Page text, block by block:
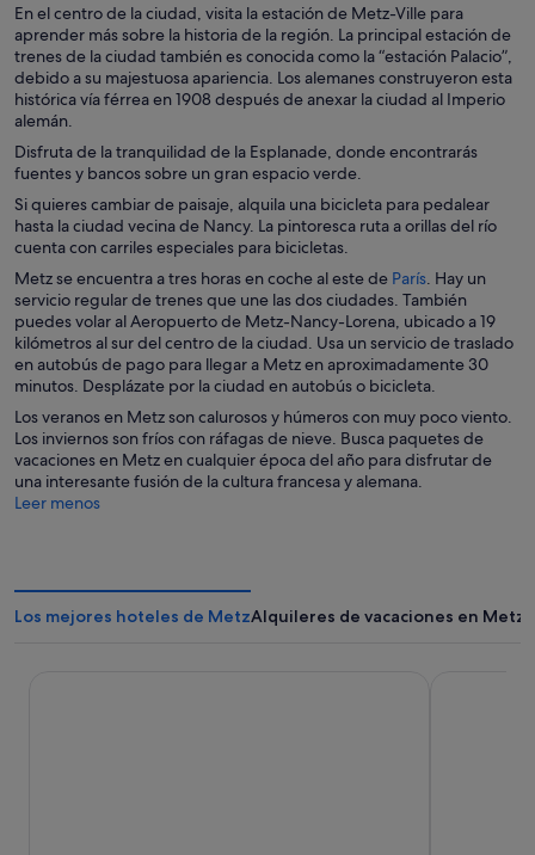
En el centro de la ciudad, visita la estación de Metz-Ville para
aprender más sobre la historia de la región. La principal estación de
trenes de la ciudad también es conocida como la “estación Palacio”,
debido a su majestuosa apariencia. Los alemanes construyeron esta
histórica vía férrea en 1908 después de anexar la ciudad al Imperio
alemán.
Disfruta de la tranquilidad de la Esplanade, donde encontrarás
fuentes y bancos sobre un gran espacio verde.
Si quieres cambiar de paisaje, alquila una bicicleta para pedalear
hasta la ciudad vecina de Nancy. La pintoresca ruta a orillas del río
cuenta con carriles especiales para bicicletas.
Metz se encuentra a tres horas en coche al este de ParísS
e
a
b
r
e
n
u
n
n
. Hay un
servicio regular de trenes que une las dos ciudades. También
puedes volar al Aeropuerto de Metz-Nancy-Lorena, ubicado a 19
kilómetros al sur del centro de la ciudad. Usa un servicio de traslado
en autobús de pago para llegar a Metz en aproximadamente 30
minutos. Desplázate por la ciudad en autobús o bicicleta.
Los veranos en Metz son calurosos y húmeros con muy poco viento.
Los inviernos son fríos con ráfagas de nieve. Busca paquetes de
vacaciones en Metz en cualquier época del año para disfrutar de
una interesante fusión de la cultura francesa y alemana.
Leer menos
Los mejores hoteles de MetzAlquileres de vacaciones en Metz